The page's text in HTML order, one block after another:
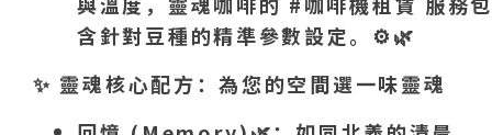
含針對豆種的精準參數設定。 ⚙️🌿
✨ 靈魂核心配方：為您的空間選一味靈魂